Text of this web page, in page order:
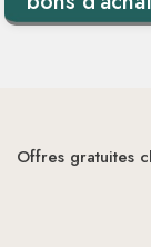
Offres gratuites